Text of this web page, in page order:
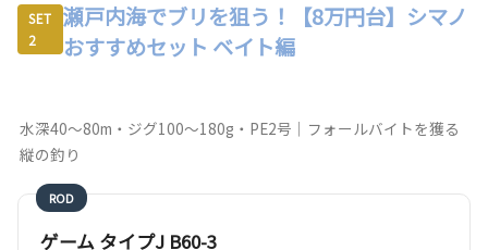
SET
2
瀬戸内海でブリを狙う！【8万円台】シマノ
おすすめセット ベイト編
水深40〜80m・ジグ100〜180g・PE2号｜フォールバイトを獲る
縦の釣り
ROD
ゲーム タイプJ B60-3